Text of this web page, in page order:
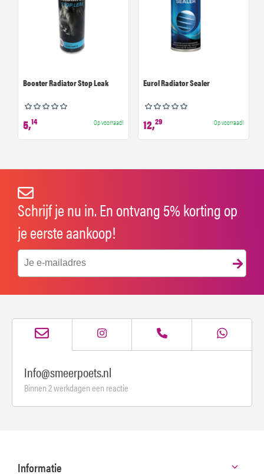
Booster Radiator Stop Leak
5,14 Op voorraad!
Eurol Radiator Sealer
12,29 Op voorraad!
Schrijf je nu in. En ontvang 5% korting op
je eerste aankoop!
Info@smeerpoets.nl
Binnen 2 werkdagen een reactie
Informatie